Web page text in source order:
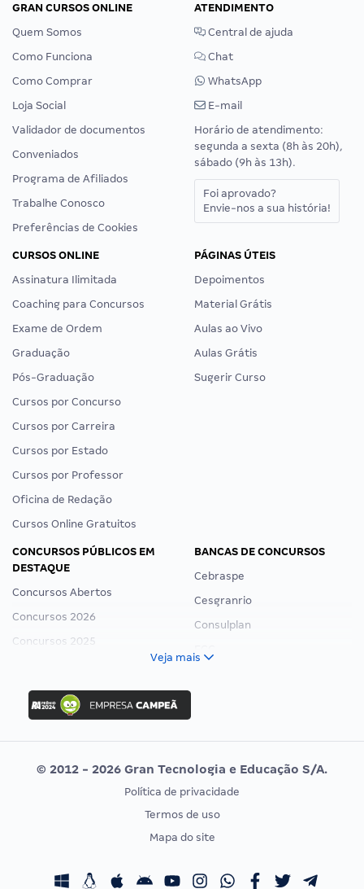
GRAN CURSOS ONLINE
Quem Somos
Como Funciona
Como Comprar
Loja Social
Validador de documentos
Conveniados
Programa de Afiliados
Trabalhe Conosco
Preferências de Cookies
ATENDIMENTO
Central de ajuda
Chat
WhatsApp
E-mail
Horário de atendimento:
segunda a sexta (8h às 20h),
sábado (9h às 13h).
Foi aprovado?
Envie-nos a sua história!
CURSOS ONLINE
Assinatura Ilimitada
Coaching para Concursos
Exame de Ordem
Graduação
Pós-Graduação
Cursos por Concurso
Cursos por Carreira
Cursos por Estado
Cursos por Professor
Oficina de Redação
Cursos Online Gratuitos
PÁGINAS ÚTEIS
Depoimentos
Material Grátis
Aulas ao Vivo
Aulas Grátis
Sugerir Curso
CONCURSOS PÚBLICOS EM
DESTAQUE
Concursos Abertos
Concursos 2026
Concursos 2025
Concurso Ibama
Concurso MPU
Editais publicados
BANCAS DE CONCURSOS
Cebraspe
Cesgranrio
Consulplan
Vunesp
CONCURSOS POR PROFISSÃO
Concursos Fiscais
EXAME DE ORDEM
Calendário OAB
Veja mais
© 2012 - 2026 Gran Tecnologia e Educação S/A.
Política de privacidade
Termos de uso
Mapa do site